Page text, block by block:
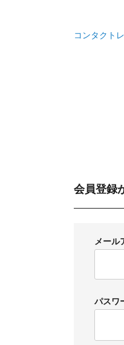
コンタクト
会員登録
メール
パスワ